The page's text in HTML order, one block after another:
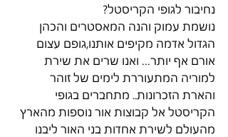
נחיבור לגופי הקריסטל?
נושמת עמוק והנה המאסטרים והכהן
הגדול אדמה מקיפים אותנו,גופם עצום
אורם אף יותר… ואנו שרים את שירת
למוריה המתעוררת לימים של זוהר
והארת הזכרונות.. מתחברים בגופי
הקריסטל אל קבוצות אור נוספות מהארץ
מהעולם לשירת אחדות בני האור ליבנו